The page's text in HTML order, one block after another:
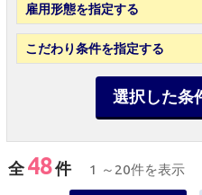
雇用形態を指定する
こだわり条件を指定する
選択した条
全48件 1 ～20件を表示